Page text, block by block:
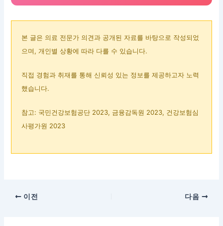
본 글은 의료 전문가 의견과 공개된 자료를 바탕으로 작성되었
으며, 개인별 상황에 따라 다를 수 있습니다.
직접 경험과 취재를 통해 신뢰성 있는 정보를 제공하고자 노력
했습니다.
참고: 국민건강보험공단 2023, 금융감독원 2023, 건강보험심
사평가원 2023
이전 다음